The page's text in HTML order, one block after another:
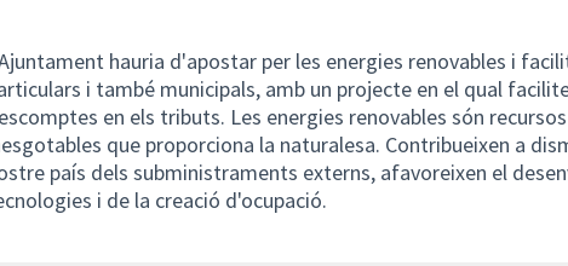
hauria d'apostar per les energies renovables i
i també municipals, amb un projecte en el qual
en els tributs. Les energies renovables són
que proporciona la naturalesa. Contribueixen a
país dels subministraments externs, afavoreixen el
i de la creació d'ocupació.